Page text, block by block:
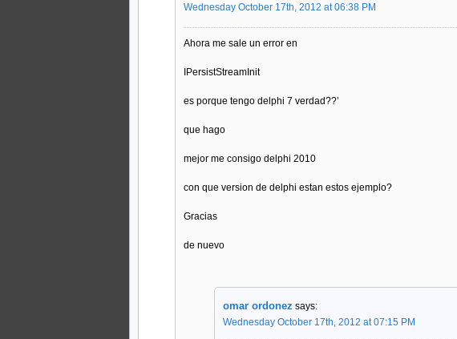
Wednesday October 17th, 2012 at 06:38 PM
Ahora me sale un error en
IPersistStreamInit
es porque tengo delphi 7 verdad??’
que hago
mejor me consigo delphi 2010
con que version de delphi estan estos ejemplo?
Gracias
de nuevo
omar ordonez says:
Wednesday October 17th, 2012 at 07:15 PM